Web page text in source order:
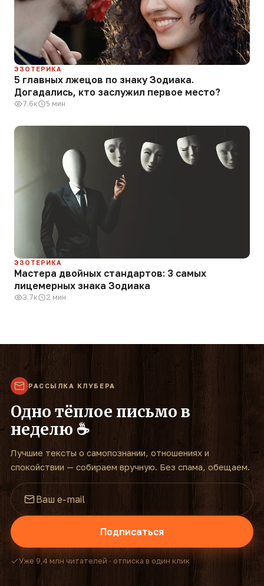
ЭЗОТЕРИКА
5 главных лжецов по знаку Зодиака.
Догадались, кто заслужил первое место?
7.6к 5 мин
ЭЗОТЕРИКА
Мастера двойных стандартов: 3 самых
лицемерных знака Зодиака
3.7к 2 мин
РАССЫЛКА КЛУБЕРА
Одно тёплое письмо в
неделю ☕
Лучшие тексты о самопознании, отношениях и
спокойствии — собираем вручную. Без спама, обещаем.
Подписаться
Уже 9,4 млн читателей · отписка в один клик